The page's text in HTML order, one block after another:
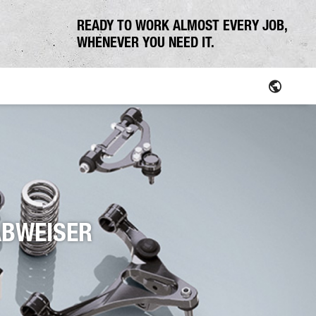
READY TO WORK ALMOST EVERY JOB,
WHENEVER YOU NEED IT.